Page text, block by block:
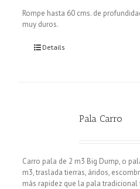
Rompe hasta 60 cms. de
muy duros.
Details
Pala Carro
Carro pala de 2 m3 Big Dump, o
m3, traslada tierras, áridos,
más rapidez que la pala tradicional